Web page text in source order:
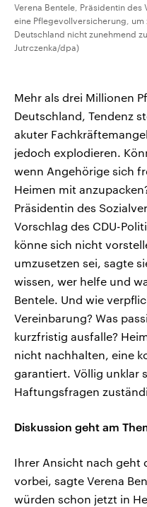
Verena Bentele, Präsidentin
eine Pflegevollversicherung,
Deutschland nicht zunehmend
Jutrczenka/dpa)
Mehr als drei Millionen
Deutschland, Tendenz
akuter
jedoch explodieren.
wenn Angehörige sich
Heimen mit
Präsidentin des
Vorschlag des CDU-
könne sich nicht
umzusetzen sei, sagte
wissen, wer helfe und
Bentele. Und wie
Vereinbarung? Was
kurzfristig ausfalle?
nicht nachhalten, eine
garantiert. Völlig unklar
Haftungsfragen
Diskussion geht am
Ihrer Ansicht nach geht
vorbei, sagte Verena
würden schon jetzt in